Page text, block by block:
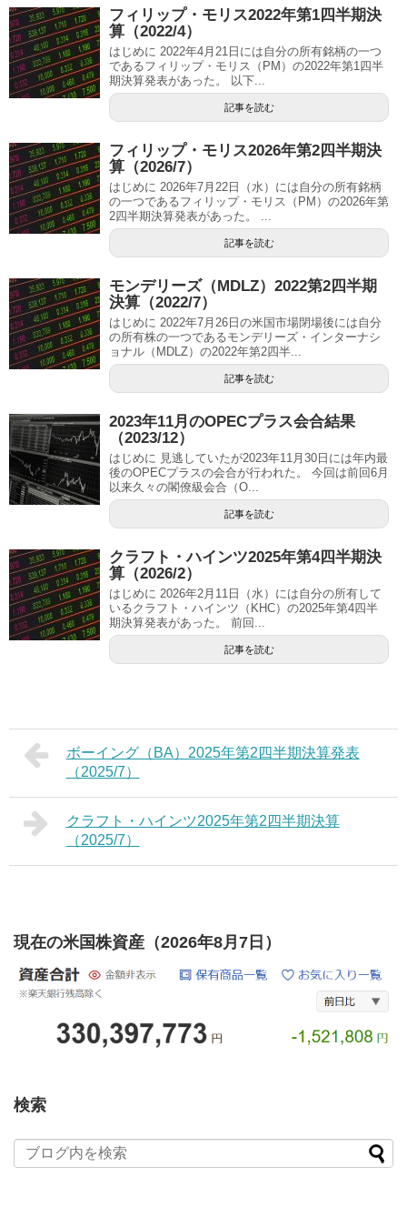
フィリップ・モリス2022年第1四半期決
算（2022/4）
はじめに 2022年4月21日には自分の所有銘柄の一つ
であるフィリップ・モリス（PM）の2022年第1四半
期決算発表があった。 以下...
記事を読む
フィリップ・モリス2026年第2四半期決
算（2026/7）
はじめに 2026年7月22日（水）には自分の所有銘柄
の一つであるフィリップ・モリス（PM）の2026年第
2四半期決算発表があった。 ...
記事を読む
モンデリーズ（MDLZ）2022第2四半期
決算（2022/7）
はじめに 2022年7月26日の米国市場閉場後には自分
の所有株の一つであるモンデリーズ・インターナシ
ョナル（MDLZ）の2022年第2四半...
記事を読む
2023年11月のOPECプラス会合結果
（2023/12）
はじめに 見逃していたが2023年11月30日には年内最
後のOPECプラスの会合が行われた。 今回は前回6月
以来久々の閣僚級会合（O...
記事を読む
クラフト・ハインツ2025年第4四半期決
算（2026/2）
はじめに 2026年2月11日（水）には自分の所有して
いるクラフト・ハインツ（KHC）の2025年第4四半
期決算発表があった。 前回...
記事を読む
ボーイング（BA）2025年第2四半期決算発表
（2025/7）
クラフト・ハインツ2025年第2四半期決算
（2025/7）
現在の米国株資産（2026年8月7日）
検索